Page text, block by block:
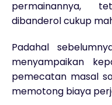
permainannya,
dibanderol cukup
Padahal
menyampaikan
pemecatan masal
memotong biaya